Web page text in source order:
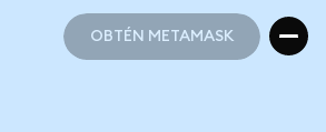
OBTÉN METAMASK